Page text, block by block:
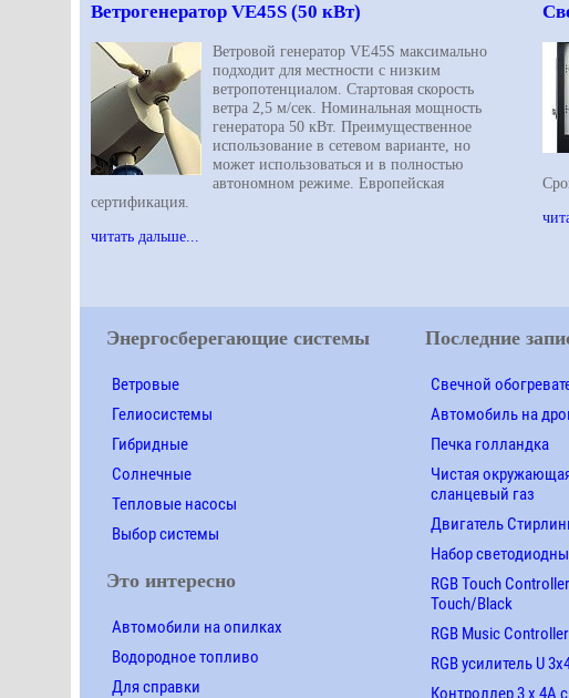
Ветрогенератор VE45S (50 кВт)
Ветровой генератор VE45S максимально
подходит для местности с низким
ветропотенциалом. Стартовая скорость
ветра 2,5 м/сек. Номинальная мощность
генератора 50 кВт. Преимущественное
использование в сетевом варианте, но
может использоваться и в полностью
автономном режиме. Европейская
сертификация.
читать дальше...
Энергосберегающие системы
Ветровые
Гелиосистемы
Гибридные
Солнечные
Тепловые насосы
Выбор системы
Это интересно
Автомобили на опилках
Водородное топливо
Для справки
Последние
Свечной
Автомобиль на
Печка голландка
Чистая
сланцевый газ
Двигатель
Набор
RGB Touch
Touch/Black
RGB Music
RGB усилитель U
Контроллер 3 х 4А